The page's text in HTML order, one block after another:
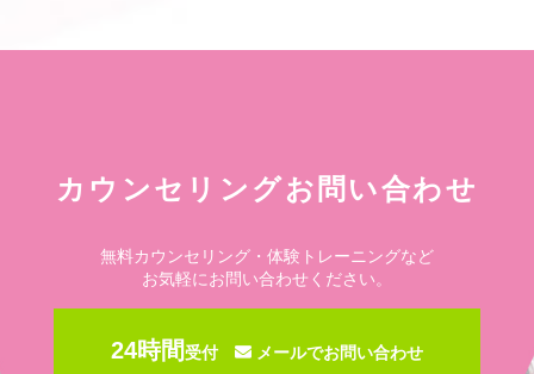
カウンセリングお問い合わせ
無料カウンセリング・体験トレーニングなど
お気軽にお問い合わせください。
24時間受付 メールでお問い合わせ